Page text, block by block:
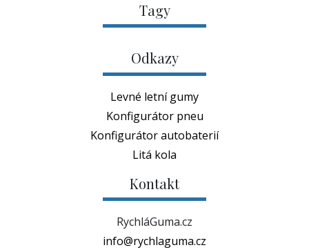
Tagy
Odkazy
Levné letní gumy
Konfigurátor pneu
Konfigurátor autobaterií
Litá kola
Kontakt
RychláGuma.cz
info@rychlaguma.cz